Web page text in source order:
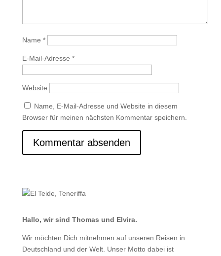
Name *
E-Mail-Adresse *
Website
Name, E-Mail-Adresse und Website in diesem
Browser für meinen nächsten Kommentar speichern.
Hallo, wir sind Thomas und Elvira.
Wir möchten Dich mitnehmen auf unseren Reisen in
Deutschland und der Welt. Unser Motto dabei ist